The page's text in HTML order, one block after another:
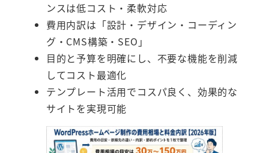
ンスは低コスト・柔軟対応
費用内訳は「設計・デザイン・コーディン
グ・CMS構築・SEO」
目的と予算を明確にし、不要な機能を削減
してコスト最適化
テンプレート活用でコスパ良く、効果的な
サイトを実現可能